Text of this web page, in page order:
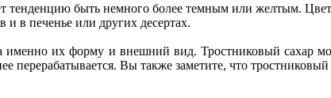
тенденцию быть немного более темным или желтым.
и в печенье или других десертах.
именно их форму и внешний вид. Тростниковый сахар
перерабатывается. Вы также заметите, что